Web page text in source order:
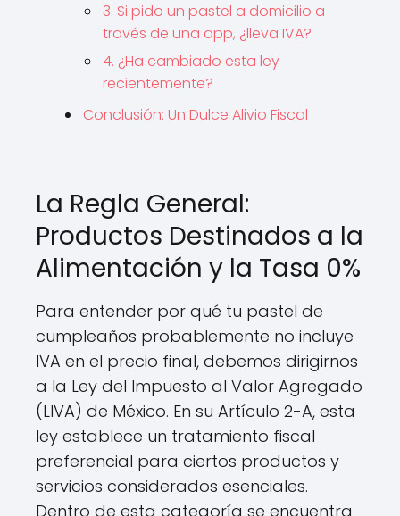
3. Si pido un pastel a domicilio a
través de una app, ¿lleva IVA?
4. ¿Ha cambiado esta ley
recientemente?
Conclusión: Un Dulce Alivio Fiscal
La Regla General:
Productos Destinados a la
Alimentación y la Tasa 0%
Para entender por qué tu pastel de
cumpleaños probablemente no incluye
IVA en el precio final, debemos dirigirnos
a la Ley del Impuesto al Valor Agregado
(LIVA) de México. En su Artículo 2-A, esta
ley establece un tratamiento fiscal
preferencial para ciertos productos y
servicios considerados esenciales.
Dentro de esta categoría se encuentra